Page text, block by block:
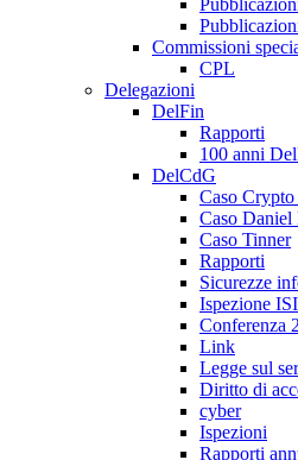
Commissioni
CPL
Delegazioni
DelFin
Rapporti
100 anni
DelCdG
Caso
Caso Daniel
Caso Tinner
Rapporti
Sicurezze
Ispezione
Conferenza
Link
Legge sul
Diritto di
cyber
Ispezioni
Rapporti